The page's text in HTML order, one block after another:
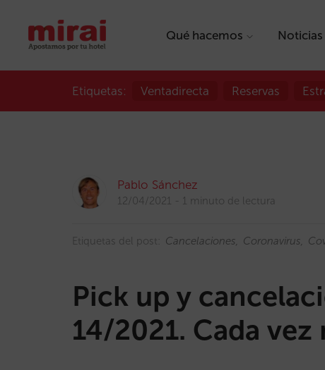
Qué hacemos Noticias
Etiquetas: Ventadirecta Reservas
Pablo Sánchez
12/04/2021 1 minuto de lectura
Etiquetas del post: Cancelaciones Coronavirus
Pick up y
14/2021. Cada vez